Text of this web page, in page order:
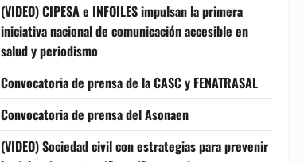
(VIDEO) CIPESA e INFOILES impulsan la primera
iniciativa nacional de comunicación accesible en
salud y periodismo
Convocatoria de prensa de la CASC y FENATRASAL
Convocatoria de prensa del Asonaen
(VIDEO) Sociedad civil con estrategias para prevenir